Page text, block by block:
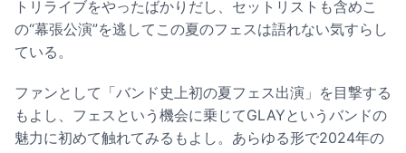
トリライブをやったばかり だし、セットリストも含めこ
の“幕張公演”を逃してこの夏のフェスは語れない気すらし
ている。
ファンとして「バンド史上初の夏フェス出演」を目撃する
もよし、フェスという機会に乗じてGLAYというバンドの
魅力に初めて触れてみるもよし。あらゆる形で2024年の